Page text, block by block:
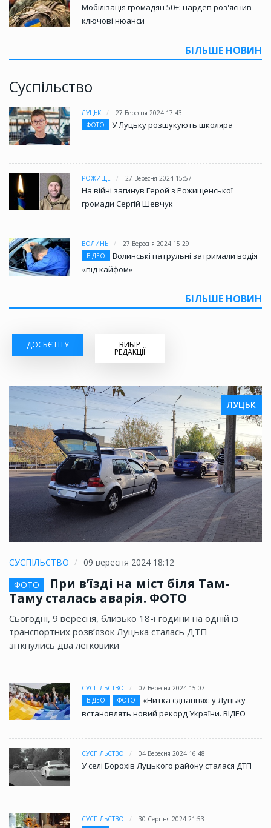
Мобілізація громадян 50+: нардеп роз'яснив
ключові нюанси
БІЛЬШЕ НОВИН
Суспільство
ЛУЦЬК
27 Вересня 2024 17:43
ФОТО
У Луцьку розшукують школяра
РОЖИЩЕ 27 Вересня 2024 15:57
На війні загинув Герой з Рожищенської
громади Сергій Шевчук
ВОЛИНЬ
27 Вересня 2024 15:29
ВІДЕО
Волинські патрульні затримали водія
«під кайфом»
БІЛЬШЕ НОВИН
ДОСЬЄ ГІТУ ВИБІР
РЕДАКЦІЇ
ЛУЦЬК
СУСПІЛЬСТВО
09 вересня 2024 18:12
ФОТО
При в’їзді на міст біля Там-
Таму сталась аварія. ФОТО
Сьогодні, 9 вересня, близько 18-ї години на одній із
транспортних розв’язок Луцька сталась ДТП —
зіткнулись два легковики
СУСПІЛЬСТВО
07 Вересня 2024 15:07
ВІДЕО
ФОТО
«Нитка єднання»: у Луцьку
встановлять новий рекорд України. ВІДЕО
СУСПІЛЬСТВО 04 Вересня 2024 16:48
У селі Борохів Луцького району сталася ДТП
СУСПІЛЬСТВО
30 Серпня 2024 21:53